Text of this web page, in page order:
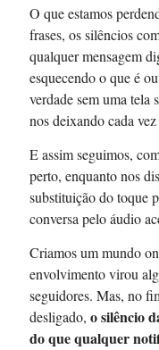
O que estamos
frases, os silêncios
qualquer mensagem
esquecendo o que é
verdade sem uma tela
nos deixando cada
E assim seguimos,
perto, enquanto nos
substituição do toque
conversa pelo áudio
Criamos um mundo
envolvimento virou
seguidores. Mas, no
desligado, o silêncio
do que qualquer